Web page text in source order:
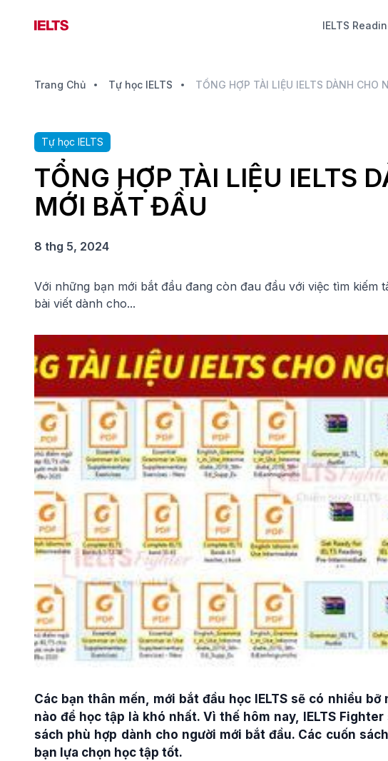
IELTS
Trang Chủ Tự học IELTS
Tự học IELTS
TỔNG HỢP TÀI LIỆU IELTS
MỚI BẮT ĐẦU
8 thg 5, 2024
Với những bạn mới bắt đầu đang còn đau đầu với việc tìm kiếm
bài viết dành cho...
Các bạn thân mến, mới bắt đầu học IELTS sẽ có nhiều
nào để học tập là khó nhất. Vì thế hôm nay, IELTS
sách phù hợp dành cho người mới bắt đầu. Các cuốn
bạn lựa chọn học tập tốt.